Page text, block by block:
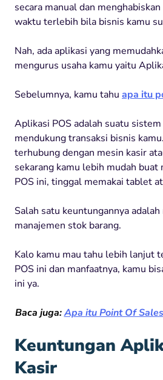
secara manual dan
waktu terlebih bila bisnis kamu
Nah, ada aplikasi yang
mengurus usaha kamu yaitu
Sebelumnya, kamu tahu apa itu
Aplikasi POS adalah suatu
mendukung transaksi bisnis
terhubung dengan mesin kasir
sekarang kamu lebih mudah buat
POS ini, tinggal memakai tablet
Salah satu keuntungannya
manajemen stok barang.
Kalo kamu mau tahu lebih lanjut
POS ini dan manfaatnya, kamu
ini ya.
Baca juga:Apa itu Point Of
Keuntungan
Kasir